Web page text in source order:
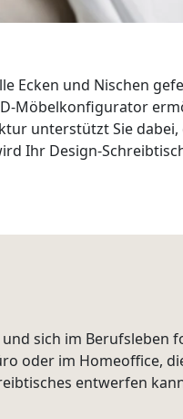
und Nischen
Möbelkonfigurator
unterstützt Sie
Ihr Design-
sich im Berufsleben
oder im Homeoffice,
entwerfen